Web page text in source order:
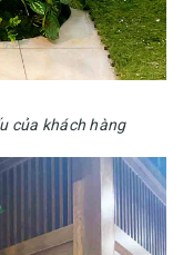
của khách hàng